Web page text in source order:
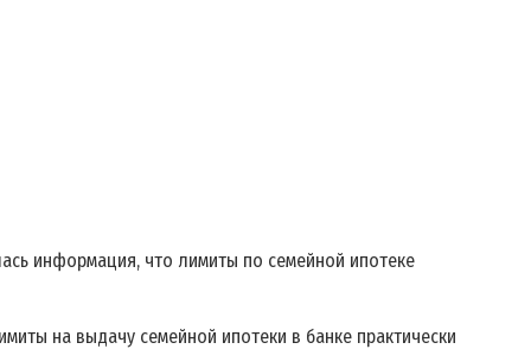
информация, что лимиты по семейной ипотеке
на выдачу семейной ипотеки в банке практически